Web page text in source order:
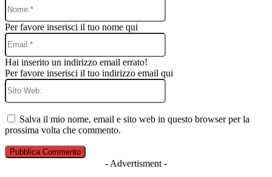
Per favore inserisci il tuo nome qui
Email:*
Hai inserito un indirizzo email errato!
Per favore inserisci il tuo indirizzo email qui
Sito
Salva il mio nome, email e sito web in questo browser per la
prossima volta che commento.
- Advertisment -